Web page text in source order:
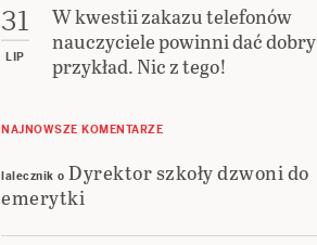
31
LIP
W kwestii zakazu telefonów
nauczyciele powinni dać dobry
przykład. Nic z tego!
NAJNOWSZE KOMENTARZE
lalecznik o Dyrektor szkoły dzwoni do
emerytki